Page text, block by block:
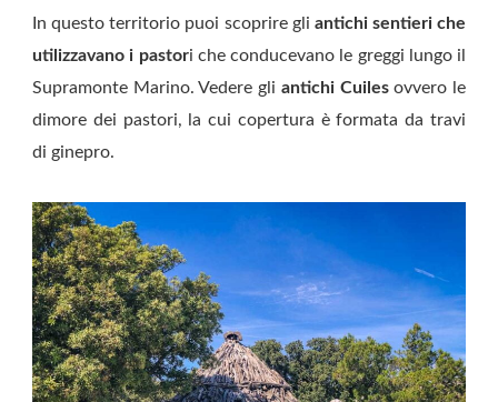
In questo territorio puoi scoprire gli antichi sentieri che
utilizzavano i pastori che conducevano le greggi lungo il
Supramonte Marino. Vedere gli antichi Cuilesovvero le
dimore dei pastori, la cui copertura è formata da travi
di ginepro.